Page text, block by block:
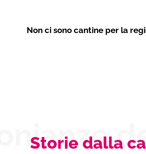
Non ci sono cantine per la
Storie dalla